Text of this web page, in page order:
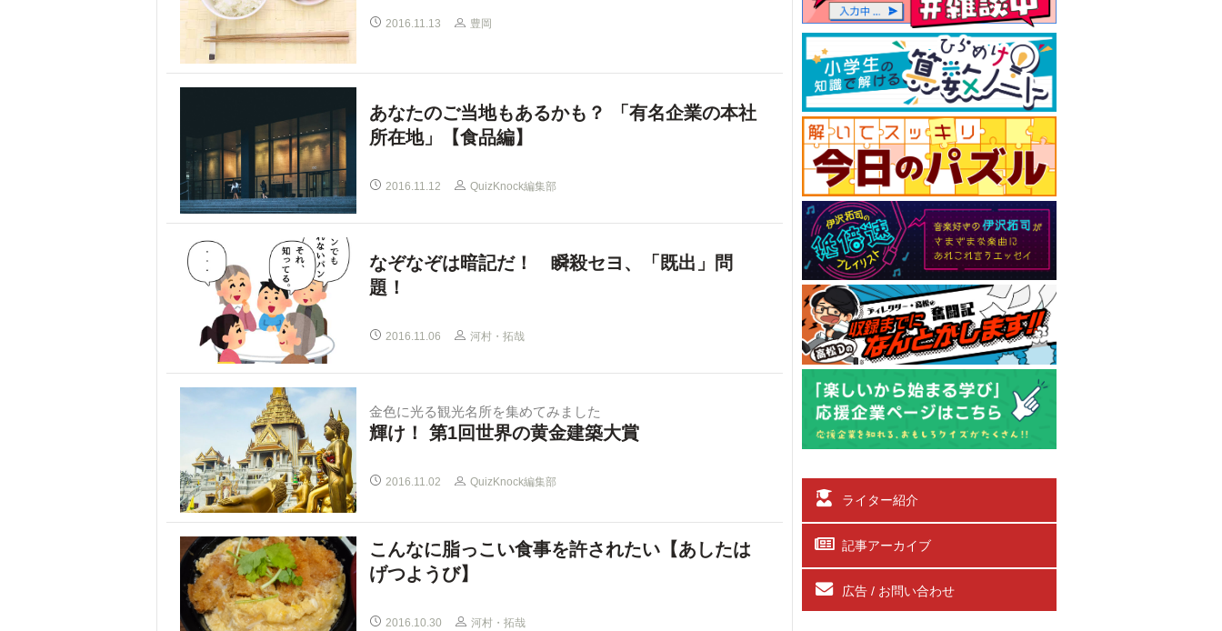
2016.11.13 豊岡
あなたのご当地もあるかも？ 「有名企業の本社
所在地」【食品編】
2016.11.12 QuizKnock編集部
なぞなぞは暗記だ！ 瞬殺セヨ、「既出」問
題！
2016.11.06 河村・拓哉
金色に光る観光名所を集めてみました
輝け！ 第1回世界の黄金建築大賞
2016.11.02 QuizKnock編集部
こんなに脂っこい食事を許されたい【あしたは
げつようび】
2016.10.30 河村・拓哉
ライター紹介
記事アーカイブ
広告 / お問い合わせ